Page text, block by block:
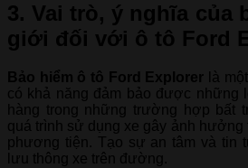
3. Vai trò, ý nghĩa của
giới đối với ô tô Ford
B ảo hiểm ô tô Ford Explorer là
có khả năng đảm bảo được những
hàng trong những trường hợp bất
quá trình sử dụng xe gây ảnh hưởng
phương tiện. Tạo sự an tâm và tin
lưu thông xe trên đường.